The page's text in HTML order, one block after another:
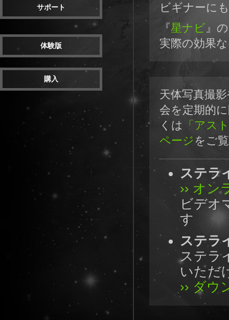
サポート
体験版
購入
ビギナーに
『星ナビ 』
実際の効果
天体写真撮
会を定期的
くは
「アス
ページをご
ステラ
›› オン
ビデオ
す
ステラ
ステラ
いただ
›› ダウ